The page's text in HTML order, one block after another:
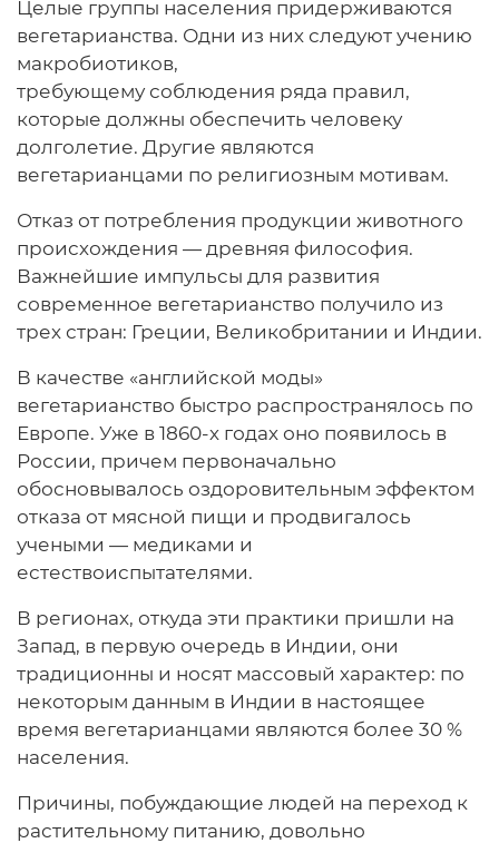
Целые группы населения придерживаются
вегетарианства. Одни из них следуют учению
макробиотиков,
требующему соблюдения ряда правил,
которые должны обеспечить человеку
долголетие. Другие являются
вегетарианцами по религиозным мотивам.
Отказ от потребления продукции животного
происхождения — древняя философия.
Важнейшие импульсы для развития
современное вегетарианство получило из
трех стран: Греции, Великобритании и Индии.
В качестве «английской моды»
вегетарианство быстро распространялось по
Европе. Уже в 1860-х годах оно появилось в
России, причем первоначально
обосновывалось оздоровительным эффектом
отказа от мясной пищи и продвигалось
учеными — медиками и
естествоиспытателями.
В регионах, откуда эти практики пришли на
Запад, в первую очередь в Индии, они
традиционны и носят массовый характер: по
некоторым данным в Индии в настоящее
время вегетарианцами являются более 30 %
населения.
Причины, побуждающие людей на переход к
растительному питанию, довольно